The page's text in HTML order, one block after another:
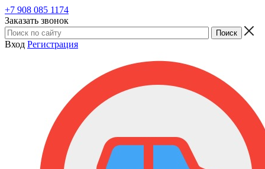
+7 908 085 1174
Заказать звонок
Вход Регистрация